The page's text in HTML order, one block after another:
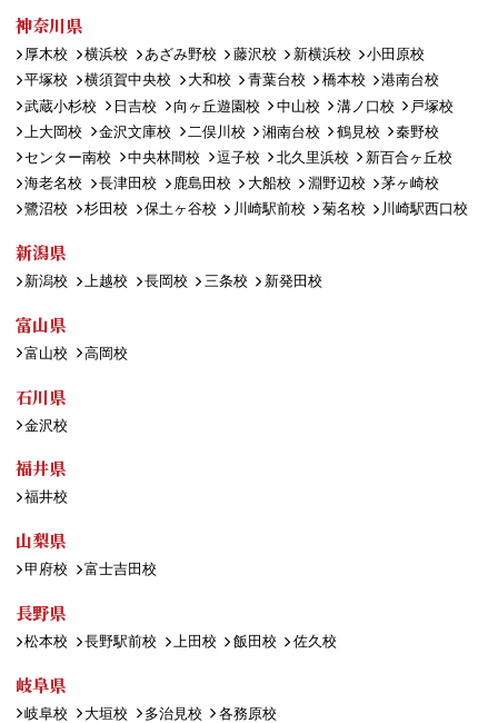
神奈川県
厚木校 横浜校 あざみ野校 藤沢校 新横浜校
小田原校
平塚校
横須賀中央校 大和校 青葉台校 橋本校
港南台校
武蔵小杉校
日吉校 向ヶ丘遊園校 中山校 溝ノ口校
戸塚校
上大岡校
金沢文庫校 二俣川校 湘南台校 鶴見校
秦野校
センター南校
中央林間校 逗子校 北久里浜校
新百合ヶ丘校
海老名校
長津田校 鹿島田校 大船校 淵野辺校
茅ヶ崎校
鷺沼校
杉田校 保土ヶ谷校 川崎駅前校 菊名校 川崎駅西口校
新潟県
新潟校 上越校 長岡校 三条校 新発田校
富山県
富山校 高岡校
石川県
金沢校
福井県
福井校
山梨県
甲府校 富士吉田校
長野県
松本校 長野駅前校 上田校 飯田校 佐久校
岐阜県
岐阜校 大垣校 多治見校 各務原校